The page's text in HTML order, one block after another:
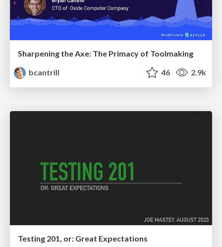
Sharpening the Axe: The Primacy of Toolmaking
bcantrill
46 2.9k
Testing 201, or: Great Expectations